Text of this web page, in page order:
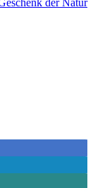
der Natur